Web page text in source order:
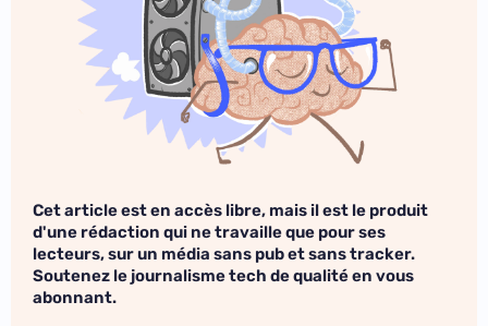
Cet article est en accès libre, mais il est le produit
d'une rédaction qui ne travaille que pour ses
lecteurs, sur un média sans pub et sans tracker.
Soutenez le journalisme tech de qualité en vous
abonnant.